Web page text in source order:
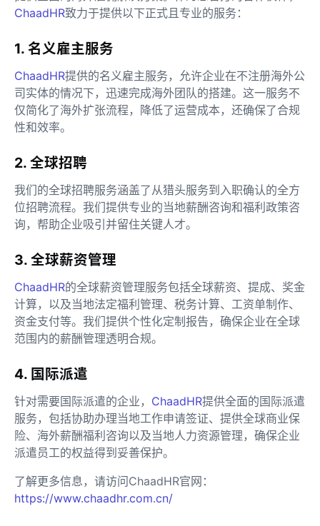
ChaadHR致力于提供以下正式且专业的服务：
1. 名义雇主服务
ChaadHR提供的名义雇主服务，允许企业在不注册海外公
司实体的情况下，迅速完成海外团队的搭建。这一服务不
仅简化了海外扩张流程，降低了运营成本，还确保了合规
性和效率。
2. 全球招聘
我们的全球招聘服务涵盖了从猎头服务到入职确认的全方
位招聘流程。我们提供专业的当地薪酬咨询和福利政策咨
询，帮助企业吸引并留住关键人才。
3. 全球薪资管理
ChaadHR的全球薪资管理服务包括全球薪资、提成、奖金
计算，以及当地法定福利管理、税务计算、工资单制作、
资金支付等。我们提供个性化定制报告，确保企业在全球
范围内的薪酬管理透明合规。
4. 国际派遣
针对需要国际派遣的企业， ChaadHR提供全面的国际派遣
服务，包括协助办理当地工作申请签证、提供全球商业保
险、海外薪酬福利咨询以及当地人力资源管理，确保企业
派遣员工的权益得到妥善保护。
了解更多信息，请访问ChaadHR官网：
https://www.chaadhr.com.cn/